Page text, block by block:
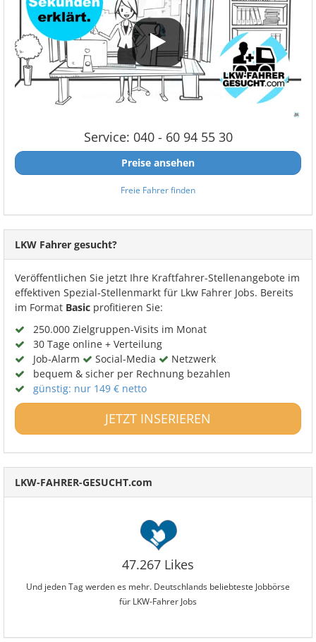
Service: 040 - 60 94 55 30
Preise ansehen
Freie Fahrer finden
LKW Fahrer gesucht?
Veröffentlichen Sie jetzt Ihre Kraftfahrer-Stellenangebote im
effektiven Spezial-Stellenmarkt für Lkw Fahrer Jobs. Bereits
im Format Basic profitieren Sie:
250.000 Zielgruppen-Visits im Monat
30 Tage online + Verteilung
Job-Alarm
Social-Media
Netzwerk
bequem & sicher per Rechnung bezahlen
günstig: nur 149 € netto
JETZT INSERIEREN
LKW-FAHRER-GESUCHT.com
47.267 Likes
Und jeden Tag werden es mehr. Deutschlands beliebteste Jobbörse
für LKW-Fahrer Jobs